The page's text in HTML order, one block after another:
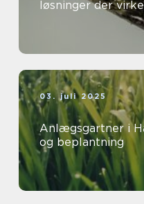
løsninger der
03. juli 2025
Anlægsgartner i
og beplantning